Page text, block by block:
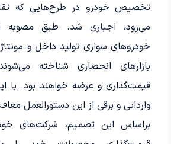
تخصیص خودرو در طرح‌هایی که
خودروهای سواری تولید داخل و
بازارهای انحصاری شناخته
قیمت‌گذاری و عرضه خواهند بود. با
وارداتی و برقی از این دستورالعمل
براساس این تصمیم، شرکت‌های